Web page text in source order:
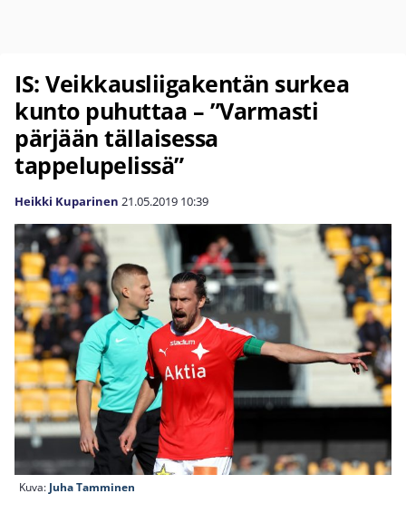
IS: Veikkausliigakentän surkea
kunto puhuttaa – ”Varmasti
pärjään tällaisessa
tappelupelissä”
Heikki Kuparinen 21.05.2019 10:39
Kuva: Juha Tamminen